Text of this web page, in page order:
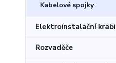
Kabelové spojky
Elektroinstalační
Rozvaděče